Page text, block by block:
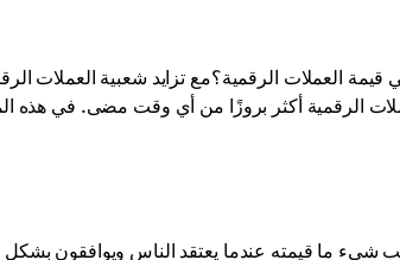
قيمة العملات الرقمية؟مع تزايد شعبية العملات
الرقمية أكثر بروزًا من أي وقت مضى. في هذه
شيء ما قيمته عندما يعتقد الناس ويوافقون